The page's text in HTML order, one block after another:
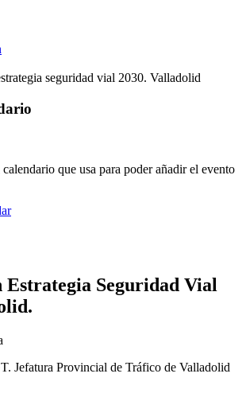
seguridad vial 2030. Valladolid
que usa para poder añadir el evento
Estrategia Seguridad Vial
Jefatura Provincial de Tráfico de Valladolid